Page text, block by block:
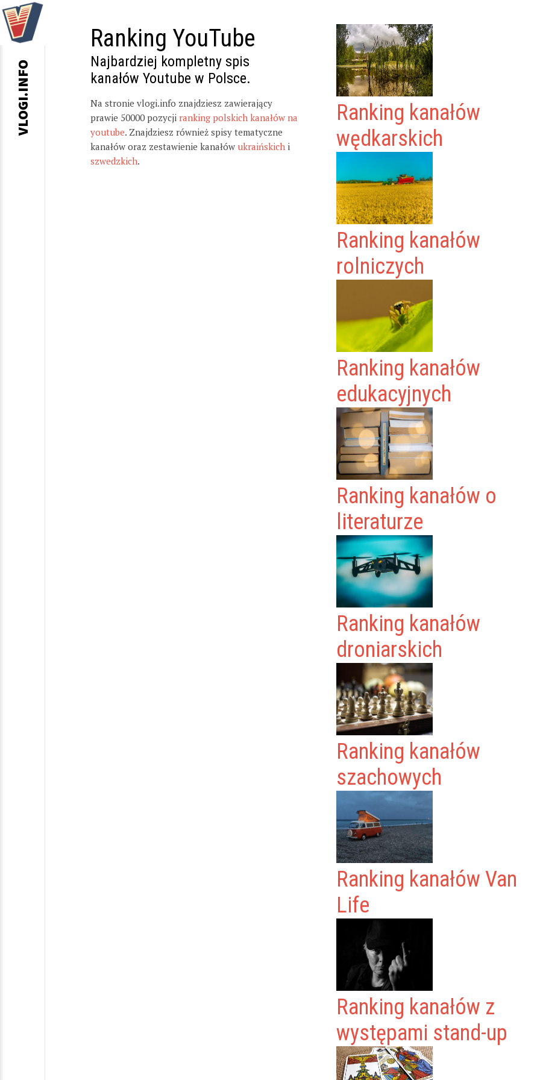
Ranking YouTube
Najbardziej kompletny spis
kanałów Youtube w Polsce.
Na stronie vlogi.info znajdziesz zawierający
prawie 50000 pozycji ranking polskich kanałów na
youtube. Znajdziesz również spisy tematyczne
kanałów oraz zestawienie kanałów ukraińskich i
szwedzkich.
Ranking kanałów
wędkarskich
Ranking kanałów
rolniczych
Ranking kanałów
edukacyjnych
Ranking kanałów o
literaturze
Ranking kanałów
droniarskich
Ranking kanałów
szachowych
Ranking kanałów Van
Life
Ranking kanałów z
występami stand-up
VLOGI.INFO